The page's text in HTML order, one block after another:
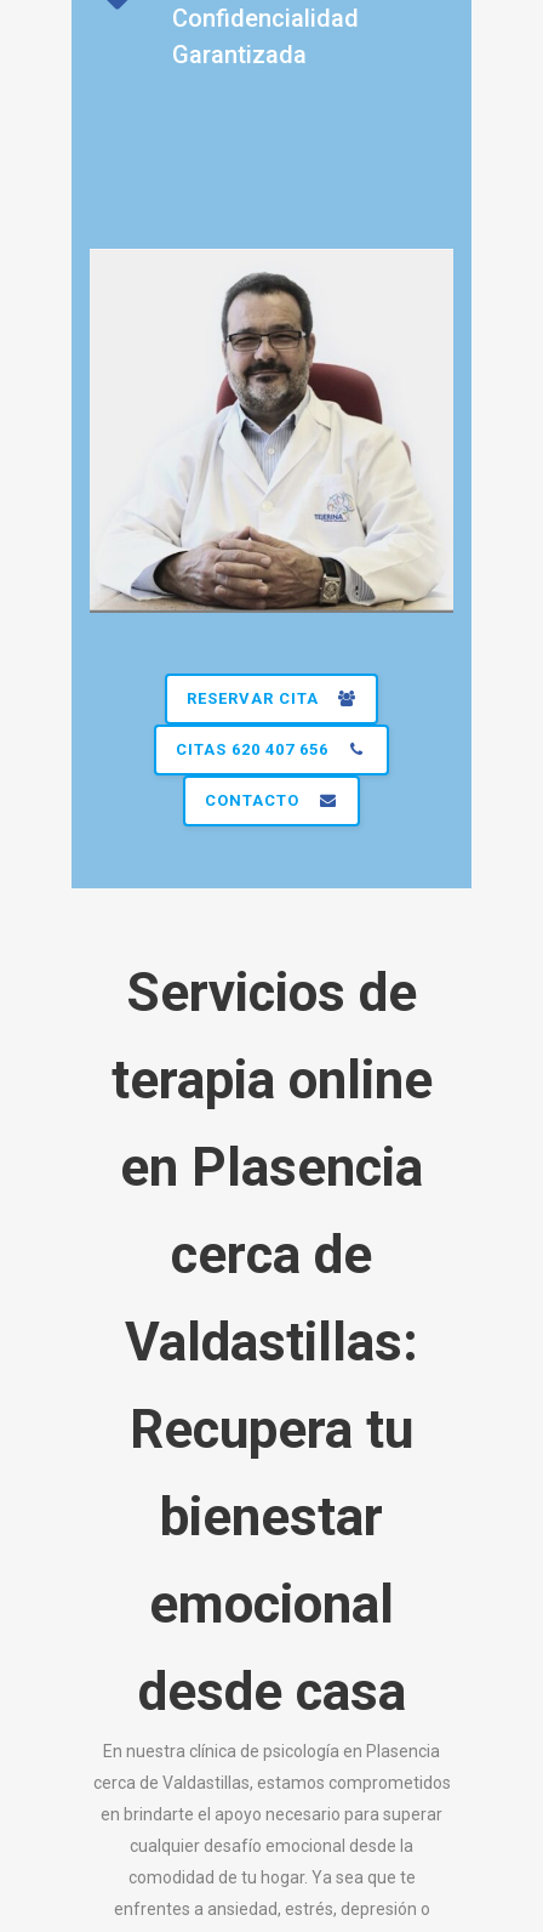
Confidencialidad
Garantizada
RESERVAR CITA
CITAS 620 407 656
CONTACTO
Servicios de
terapia online
en Plasencia
cerca de
Valdastillas:
Recupera tu
bienestar
emocional
desde casa
En nuestra clínica de psicología en Plasencia
cerca de Valdastillas, estamos comprometidos
en brindarte el apoyo necesario para superar
cualquier desafío emocional desde la
comodidad de tu hogar. Ya sea que te
enfrentes a ansiedad, estrés, depresión o